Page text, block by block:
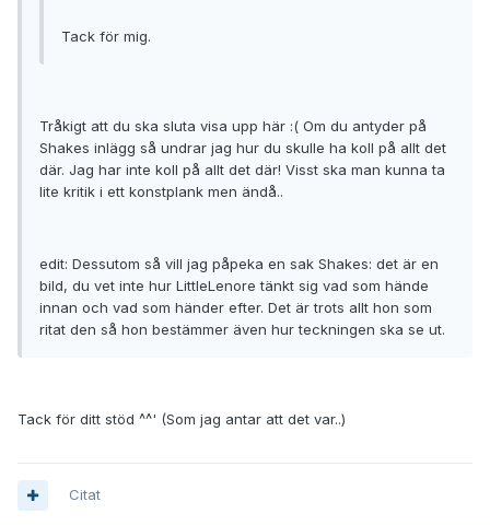
Tack för mig.
Tråkigt att du ska sluta visa upp här :( Om du antyder på
Shakes inlägg så undrar jag hur du skulle ha koll på allt det
där. Jag har inte koll på allt det där! Visst ska man kunna ta
lite kritik i ett konstplank men ändå..
edit: Dessutom så vill jag påpeka en sak Shakes: det är en
bild, du vet inte hur LittleLenore tänkt sig vad som hände
innan och vad som händer efter. Det är trots allt hon som
ritat den så hon bestämmer även hur teckningen ska se ut.
Tack för ditt stöd ^^' (Som jag antar att det var..)
Citat